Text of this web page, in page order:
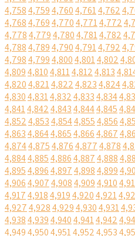
4,7584,7594,7604,7614,762
4,7684,7694,7704,7714,772
4,7784,7794,7804,7814,782
4,7884,7894,7904,7914,792
4,7984,7994,8004,8014,802
4,8094,8104,8114,8124,813
4,8204,8214,8224,8234,824
4,8304,8314,8324,8334,834
4,8414,8424,8434,8444,845
4,8524,8534,8544,8554,856
4,8634,8644,8654,8664,867
4,8744,8754,8764,8774,878
4,8844,8854,8864,8874,888
4,8954,8964,8974,8984,899
4,9064,9074,9084,9094,910
4,9174,9184,9194,9204,921
4,9274,9284,9294,9304,931
4,9384,9394,9404,9414,942
4,9494,9504,9514,9524,953